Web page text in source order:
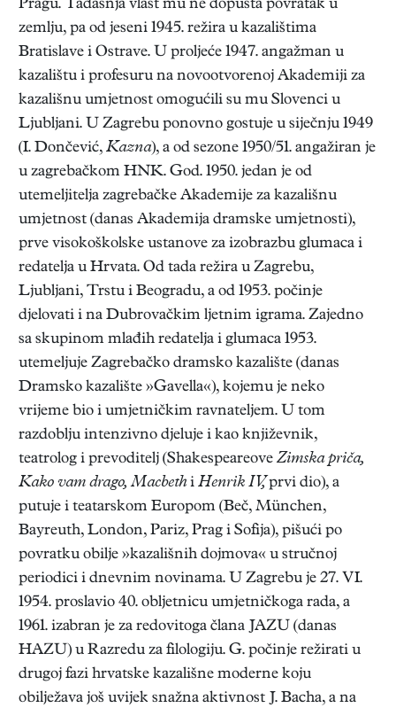
Pragu. Tadašnja vlast mu ne dopušta povratak u
zemlju, pa od jeseni 1945. režira u kazalištima
Bratislave i Ostrave. U proljeće 1947. angažman u
kazalištu i profesuru na novootvorenoj Akademiji za
kazališnu umjetnost omogućili su mu Slovenci u
Ljubljani. U Zagrebu ponovno gostuje u siječnju 1949
(I. Dončević, Kazna), a od sezone 1950/51. angažiran je
u zagrebačkom HNK. God. 1950. jedan je od
utemeljitelja zagrebačke Akademije za kazališnu
umjetnost (danas Akademija dramske umjetnosti),
prve visokoškolske ustanove za izobrazbu glumaca i
redatelja u Hrvata. Od tada režira u Zagrebu,
Ljubljani, Trstu i Beogradu, a od 1953. počinje
djelovati i na Dubrovačkim ljetnim igrama. Zajedno
sa skupinom mlađih redatelja i glumaca 1953.
utemeljuje Zagrebačko dramsko kazalište (danas
Dramsko kazalište »Gavella«), kojemu je neko
vrijeme bio i umjetničkim ravnateljem. U tom
razdoblju intenzivno djeluje i kao književnik,
teatrolog i prevoditelj (Shakespeareove Zimska priča,
Kako vam drago, Macbethi Henrik IV,prvi dio), a
putuje i teatarskom Europom (Beč, München,
Bayreuth, London, Pariz, Prag i Sofija), pišući po
povratku obilje »kazališnih dojmova« u stručnoj
periodici i dnevnim novinama. U Zagrebu je 27. VI.
1954. proslavio 40. obljetnicu umjetničkoga rada, a
1961. izabran je za redovitoga člana JAZU (danas
HAZU) u Razredu za filologiju. G. počinje režirati u
drugoj fazi hrvatske kazališne moderne koju
obilježava još uvijek snažna aktivnost J. Bacha, a na